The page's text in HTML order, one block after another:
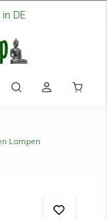
DE
Lampen